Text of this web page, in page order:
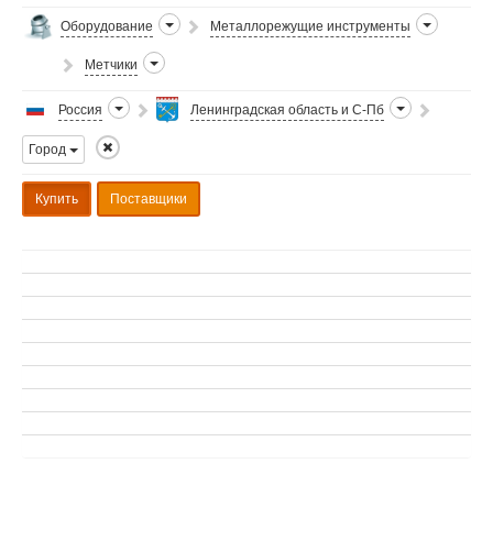
Оборудование Металлорежущие инструменты
Метчики
Россия Ленинградская область и С-Пб
Город
Купить Поставщики